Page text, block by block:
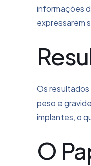
informações
expressarem
Os
peso e
implantes, o
O